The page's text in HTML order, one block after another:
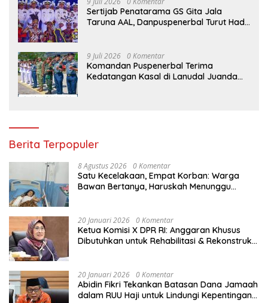
Sertijab Penatarama GS Gita Jala
Taruna AAL, Danpuspenerbal Turut Hadir
9 Juli 2026 0 Komentar
Komandan Puspenerbal Terima
Kedatangan Kasal di Lanudal Juanda
Berita Terpopuler
8 Agustus 2026 0 Komentar
Satu Kecelakaan, Empat Korban: Warga
Bawan Bertanya, Haruskah Menunggu
20 Januari 2026 0 Komentar
Ketua Komisi X DPR RI: Anggaran Khusus
Dibutuhkan untuk Rehabilitasi & Rekonstruksi
20 Januari 2026 0 Komentar
Abidin Fikri Tekankan Batasan Dana Jamaah
dalam RUU Haji untuk Lindungi Kepentingan